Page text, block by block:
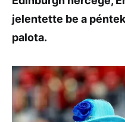
jelentette be a
palota.